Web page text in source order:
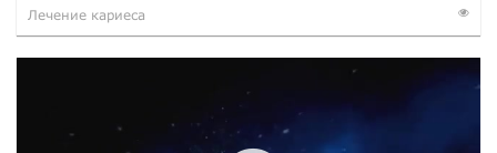
Лечение кариеса